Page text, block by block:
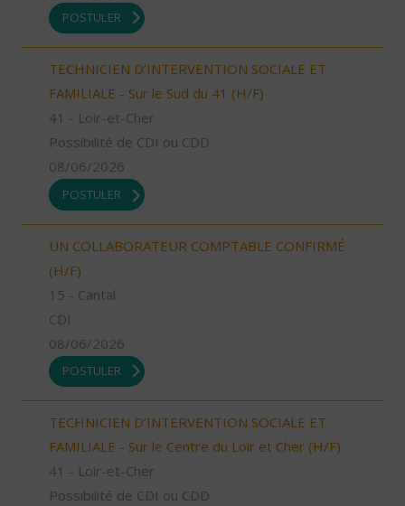
POSTULER
TECHNICIEN D’INTERVENTION SOCIALE ET
FAMILIALE - Sur le Sud du 41 (H/F)
41 - Loir-et-Cher
Possibilité de CDI ou CDD
08/06/2026
POSTULER
UN COLLABORATEUR COMPTABLE CONFIRMÉ
(H/F)
15 - Cantal
CDI
08/06/2026
POSTULER
TECHNICIEN D’INTERVENTION SOCIALE ET
FAMILIALE - Sur le Centre du Loir et Cher (H/F)
41 - Loir-et-Cher
Possibilité de CDI ou CDD